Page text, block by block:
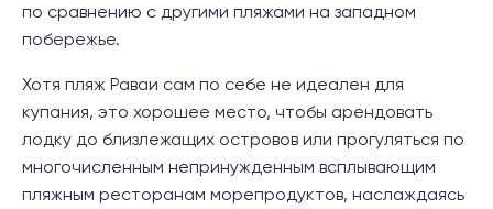
Этот бутик-проект включает в себя в общей
сложности 5 участков, каждый из которых может
быть необязательным и отличаться по стилю. Вы
можете выбрать одноэтажный балийский
классический, одноэтажный тропический модерн
или двухэтажный тропический модерн-модерн. С
различными размерами, макетами и ценами есть
по сравнению с другими пляжами на западном
побережье.
Хотя пляж Раваи сам по себе не идеален для
купания, это хорошее место, чтобы арендовать
лодку до близлежащих островов или прогуляться по
многочисленным непринужденным всплывающим
пляжным ресторанам морепродуктов, наслаждаясь